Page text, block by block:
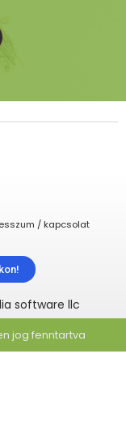
/ kapcsolat
software llc
jog fenntartva